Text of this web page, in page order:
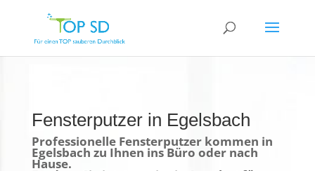
Fensterputzer in Egelsbach
Professionelle Fensterputzer kommen in
Egelsbach zu Ihnen ins Büro oder nach
Hause.